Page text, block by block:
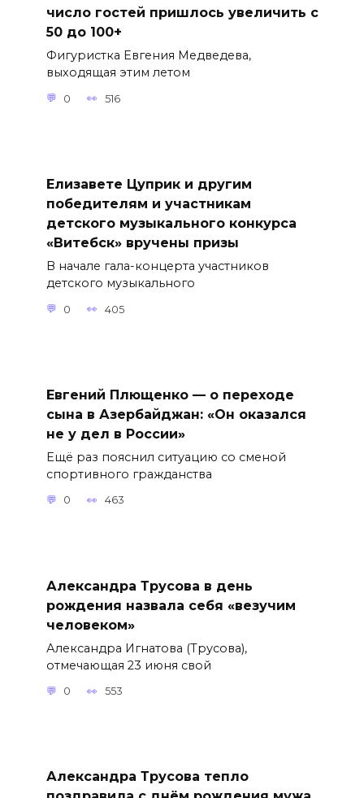
число гостей пришлось увеличить с
50 до 100+
Фигуристка Евгения Медведева,
выходящая этим летом
0 516
Елизавете Цуприк и другим
победителям и участникам
детского музыкального конкурса
«Витебск» вручены призы
В начале гала-концерта участников
детского музыкального
0 405
Евгений Плющенко — о переходе
сына в Азербайджан: «Он оказался
не у дел в России»
Ещё раз пояснил ситуацию со сменой
спортивного гражданства
0 463
Александра Трусова в день
рождения назвала себя «везучим
человеком»
Александра Игнатова (Трусова),
отмечающая 23 июня свой
0 553
Александра Трусова тепло